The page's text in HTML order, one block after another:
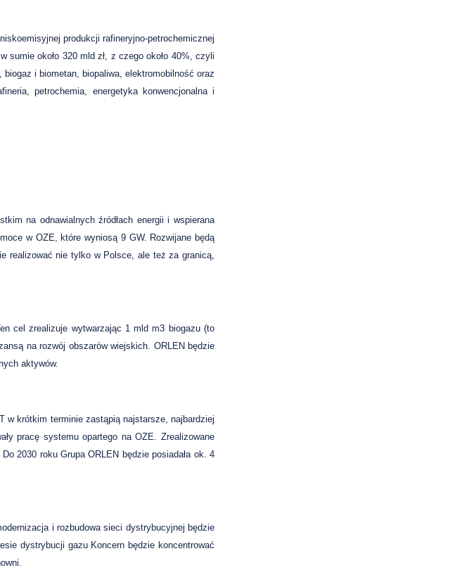
produkcji rafineryjno-petrochemicznej
sumie około 320 mld zł, z czego około 40%, czyli
i biometan, biopaliwa, elektromobilność oraz
petrochemia, energetyka konwencjonalna i
na odnawialnych źródłach energii i wspierana
w OZE, które wyniosą 9 GW. Rozwijane będą
realizować nie tylko w Polsce, ale też za granicą,
cel zrealizuje wytwarzając 1 mld m3 biogazu (to
na rozwój obszarów wiejskich. ORLEN będzie
aktywów.
w krótkim terminie zastąpią najstarsze, najbardziej
pracę systemu opartego na OZE. Zrealizowane
2030 roku Grupa ORLEN będzie posiadała ok. 4
i rozbudowa sieci dystrybucyjnej będzie
dystrybucji gazu Koncern będzie koncentrować